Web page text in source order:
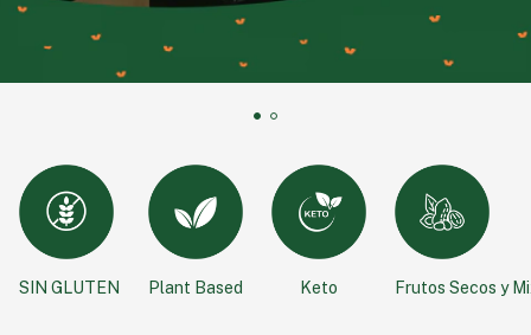
SIN GLUTEN Plant Based Keto Frutos Secos y